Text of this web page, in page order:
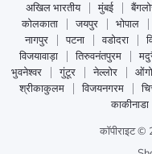
अखिल भारतीय
मुंबई
कोलकाता
जयपुर भोपाल
नागपुर
पटना वडोदरा
विजयावाड़ा
तिरुवनंतपुरम
भुवनेश्वर
गुंटूर नेल्लोर
श्रीकाकुलम
विजयनगरम
काकीनाडा
कॉपीराइट